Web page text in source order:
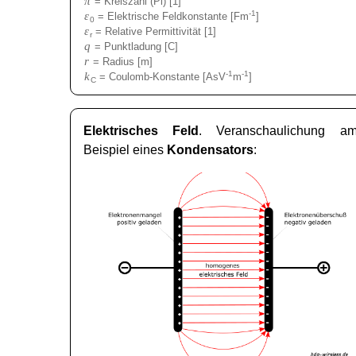
ε0 = Elektrische Feldkonstante [Fm-1]
εr = Relative Permittivität [1]
q = Punktladung [C]
r = Radius [m]
kC = Coulomb-Konstante [AsV-1m-1]
Elektrisches Feld . Veranschaulichung
Beispiel eines Kondensators: